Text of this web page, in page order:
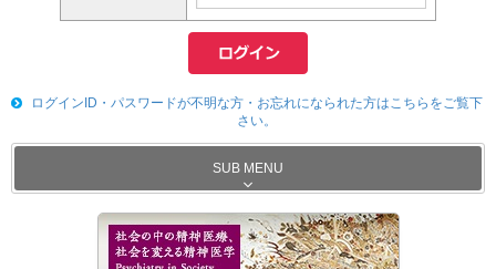
ログインID・パスワードが不明な方・お忘れになられた方はこちらをご覧下
さい。
SUB MENU